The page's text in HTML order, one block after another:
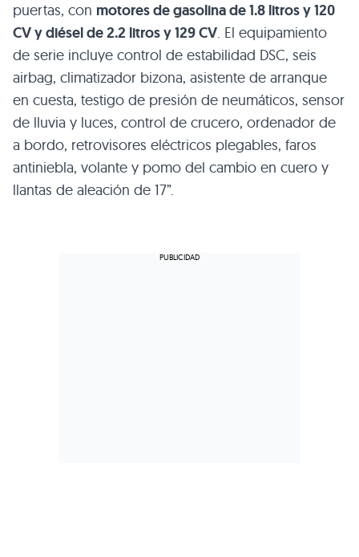
puertas, con motores de gasolina de 1.8 litros y 120
CV y diésel de 2.2 litros y 129 CV. El equipamiento
de serie incluye control de estabilidad DSC, seis
airbag, climatizador bizona, asistente de arranque
en cuesta, testigo de presión de neumáticos, sensor
de lluvia y luces, control de crucero, ordenador de
a bordo, retrovisores eléctricos plegables, faros
antiniebla, volante y pomo del cambio en cuero y
llantas de aleación de 17”.